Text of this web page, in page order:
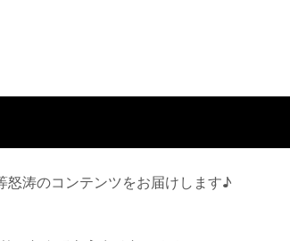
涛のコンテンツをお届けします♪